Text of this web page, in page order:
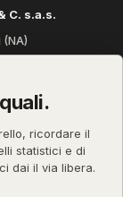
C. s.a.s.
ricordare il
statistici e di
dai il via libera.